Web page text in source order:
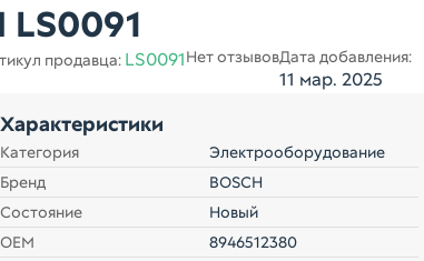
продавца: LS0091Нет отзывовДата добавления:
11 мар. 2025
Характеристики
Категория
Электрооборудование
Бренд
BOSCH
Состояние
Новый
ОЕМ
8946512380